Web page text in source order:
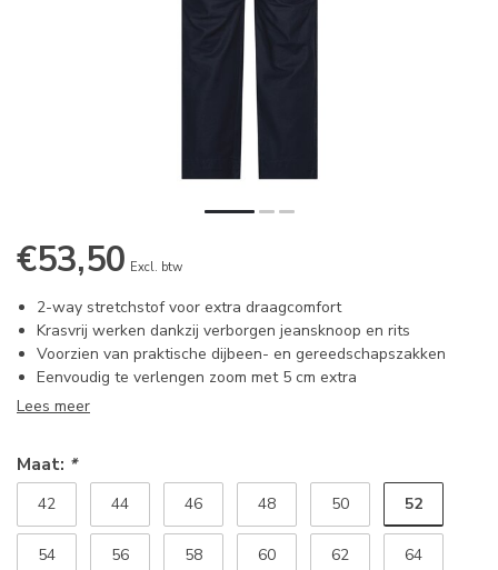
€53,50 Excl. btw
2-way stretchstof voor extra draagcomfort
Krasvrij werken dankzij verborgen jeansknoop en rits
Voorzien van praktische dijbeen- en gereedschapszakken
Eenvoudig te verlengen zoom met 5 cm extra
Lees meer
Maat: *
42 44 46 48 50 52
54 56 58 60 62 64